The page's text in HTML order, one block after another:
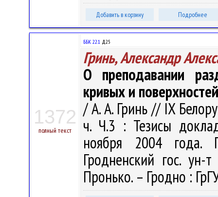
Добавить в корзину Подробнее
1372
полный текст
ББК 22.1 Д25
Гринь, Александр
О преподавании
кривых и
/ А. А. Гринь // IX
ч. Ч.3 : Тезисы
ноября 2004 года.
Гродненский гос.
Пронько. – Гродно :